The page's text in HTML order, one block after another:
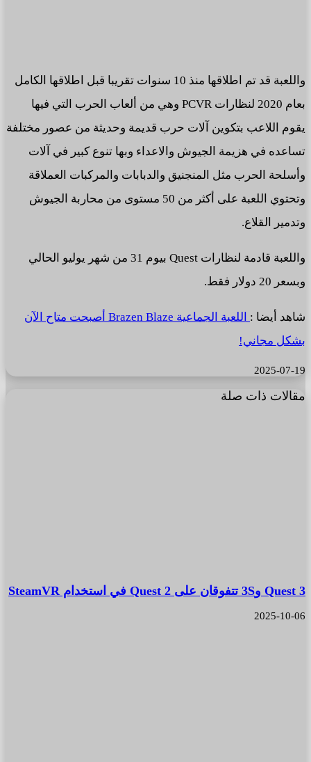
واللعبة قد تم اطلاقها منذ 10 سنوات تقريبا قبل اطلاقها الكامل
بعام 2020 لنظارات PCVR وهي من ألعاب الحرب التي فيها
يقوم اللاعب بتكوين آلات حرب قديمة وحديثة من عصور مختلفة
تساعده في هزيمة الجيوش والاعداء وبها تنوع كبير في آلات
وأسلحة الحرب مثل المنجنيق والدبابات والمركبات العملاقة
وتحتوي اللعبة على أكثر من 50 مستوى من محاربة الجيوش
وتدمير القلاع.
واللعبة قادمة لنظارات Quest بيوم 31 من شهر يوليو الحالي
وبسعر 20 دولار فقط.
شاهد أيضا :
اللعبة الجماعية Brazen Blaze أصبحت متاح الآن
بشكل مجاني!
2025-07-19
مقالات ذات صلة
Quest 3 و3S تتفوقان على Quest 2 في استخدام SteamVR
2025-10-06